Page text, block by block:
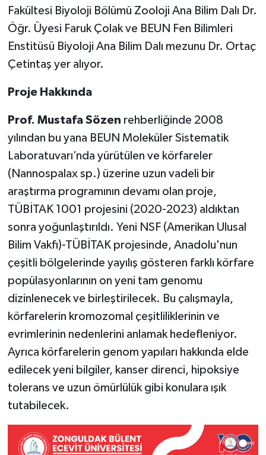
Fakültesi Biyoloji Bölümü Zooloji Ana Bilim Dalı Dr.
Öğr. Üyesi Faruk Çolak ve BEUN Fen Bilimleri
Enstitüsü Biyoloji Ana Bilim Dalı mezunu Dr. Ortaç
Çetintaş yer alıyor.
Proje Hakkında
Prof. Mustafa Sözen rehberliğinde 2008
yılından bu yana BEUN Moleküler Sistematik
Laboratuvarı’nda yürütülen ve körfareler
(Nannospalax sp.) üzerine uzun vadeli bir
araştırma programının devamı olan proje,
TÜBİTAK 1001 projesini (2020-2023) aldıktan
sonra yoğunlaştırıldı. Yeni NSF (Amerikan Ulusal
Bilim Vakfı)-TÜBİTAK projesinde, Anadolu'nun
çeşitli bölgelerinde yayılış gösteren farklı körfare
popülasyonlarının on yeni tam genomu
dizinlenecek ve birleştirilecek. Bu çalışmayla,
körfarelerin kromozomal çeşitliliklerinin ve
evrimlerinin nedenlerini anlamak hedefleniyor.
Ayrıca körfarelerin genom yapıları hakkında elde
edilecek yeni bilgiler, kanser direnci, hipoksiye
tolerans ve uzun ömürlülük gibi konulara ışık
tutabilecek.